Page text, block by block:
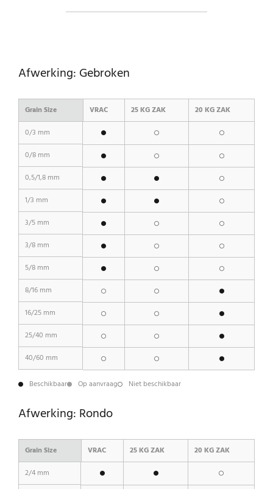
Afwerking: Gebroken
Grain Size VRAC 25 KG ZAK
20 KG ZAK
0/3 mm
0/8 mm
0,5/1,8 mm
1/3 mm
3/5 mm
3/8 mm
5/8 mm
8/16 mm
16/25 mm
25/40 mm
40/60 mm
Beschikbaar Op aanvraag Niet beschikbaar
Afwerking: Rondo
Grain Size VRAC 25 KG ZAK
20 KG ZAK
2/4 mm